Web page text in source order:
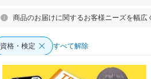
商品のお届けに関するお客様ニーズを幅広
資格・検定 すべて解除